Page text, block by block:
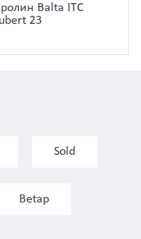
Balta ITC
23
Sold
Betap